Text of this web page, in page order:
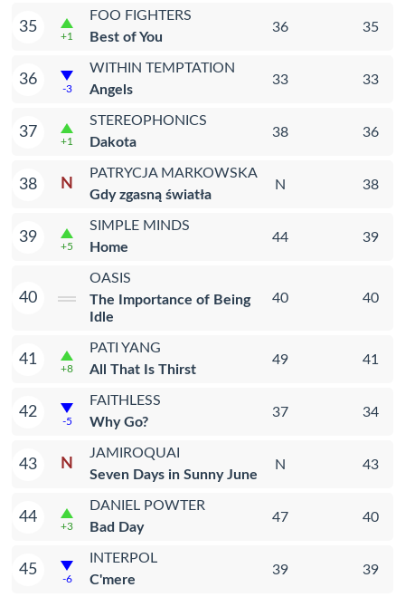
35
+1
FOO FIGHTERS
Best of You
36 35
36
-3
WITHIN TEMPTATION
Angels
33 33
37
+1
STEREOPHONICS
Dakota
38 36
38 N
PATRYCJA MARKOWSKA
Gdy zgasną światła
N 38
39
+5
SIMPLE MINDS
Home
44 39
40
OASIS
The Importance of Being
Idle
40 40
41
+8
PATI YANG
All That Is Thirst
49 41
42
-5
FAITHLESS
Why Go?
37 34
43 N
JAMIROQUAI
Seven Days in Sunny June
N 43
44
+3
DANIEL POWTER
Bad Day
47 40
45
-6
INTERPOL
C'mere
39 39